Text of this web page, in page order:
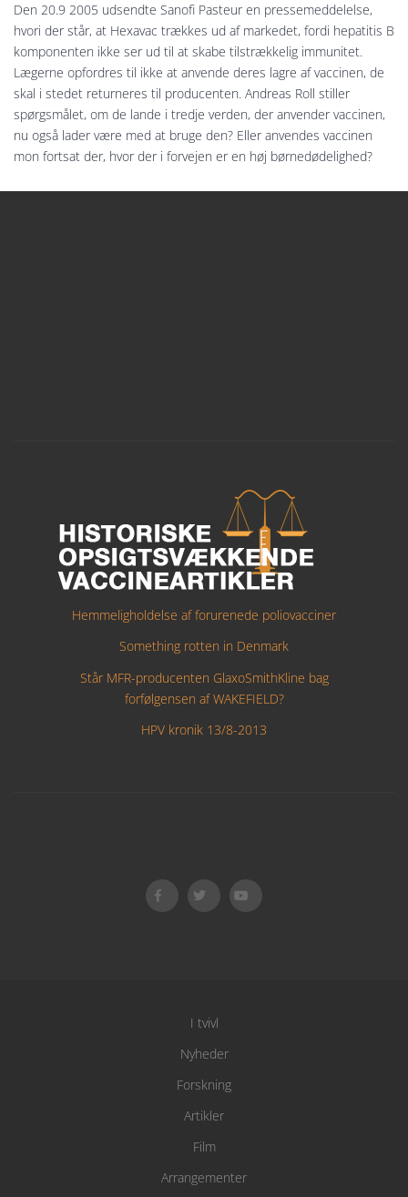
Den 20.9 2005 udsendte Sanofi Pasteur en pressemeddelelse,
hvori der står, at Hexavac trækkes ud af markedet, fordi hepatitis B
komponenten ikke ser ud til at skabe tilstrækkelig immunitet.
Lægerne opfordres til ikke at anvende deres lagre af vaccinen, de
skal i stedet returneres til producenten. Andreas Roll stiller
spørgsmålet, om de lande i tredje verden, der anvender vaccinen,
nu også lader være med at bruge den? Eller anvendes vaccinen
mon fortsat der, hvor der i forvejen er en høj børnedødelighed?
Hemmeligholdelse af forurenede poliovacciner
Something rotten in Denmark
Står MFR-producenten GlaxoSmithKline bag
forfølgensen af WAKEFIELD?
HPV kronik 13/8-2013
I tvivl
Nyheder
Forskning
Artikler
Film
Arrangementer